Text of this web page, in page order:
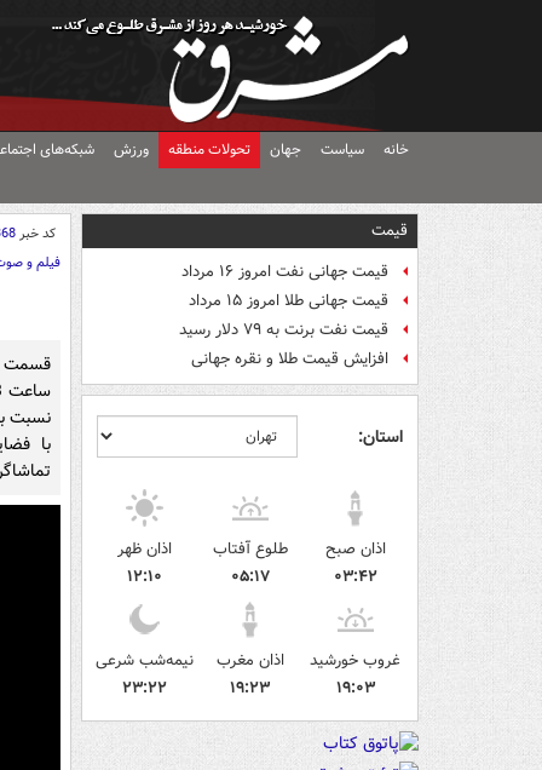
خانه سیاست جهان تحولات منطقه ورزش شبکه‌های
قیمت
قیمت جهانی نفت امروز ۱۶ مرداد
قیمت جهانی طلا امروز ۱۵ مرداد
قیمت نفت برنت به ۷۹ دلار رسید
افزایش قیمت طلا و نقره جهانی
استان:
اذان صبح
۰۳:۴۲
طلوع آفتاب
۰۵:۱۷
اذان ظهر
۱۲:۱۰
غروب خورشید
۱۹:۰۳
اذان مغرب
۱۹:۲۳
نیمه‌شب شرعی
۲۳:۲۲
کد خبر
فیلم و
قسمت
نسبت
با